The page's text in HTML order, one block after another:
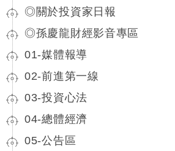
◎關於投資家日報
◎孫慶龍財經影音專區
01-媒體報導
02-前進第一線
03-投資心法
04-總體經濟
05-公告區